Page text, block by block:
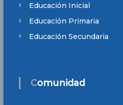
Educación Inicial
Educación Primaria
Educación Secundaria
Comunidad